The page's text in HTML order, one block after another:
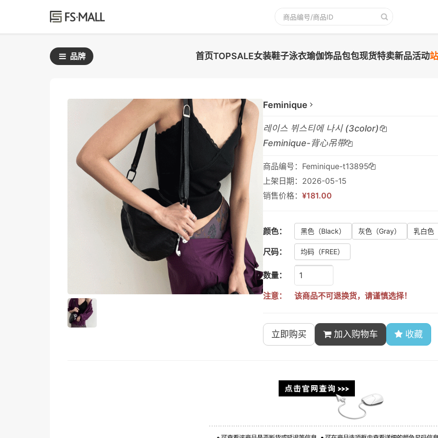
品牌 首页TOPSALE女装鞋子泳衣瑜伽饰品包包现货特卖新品活动
Feminique
레이스 뷔스티에 나시 (3color)
Feminique-背心吊带
商品编号：Feminique-t13895
上架日期：2026-05-15
销售价格： ¥181.00
颜色： 黑色 （Black） 灰色 （Gray） 乳白色
尺码： 均码 （FREE）
数量：
注意： 该商品不可退换货，请谨慎选择！
立即购买 加入购物车 收藏